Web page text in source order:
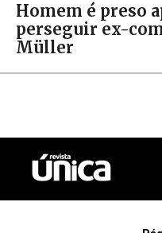
Homem é preso
perseguir ex-
Müller